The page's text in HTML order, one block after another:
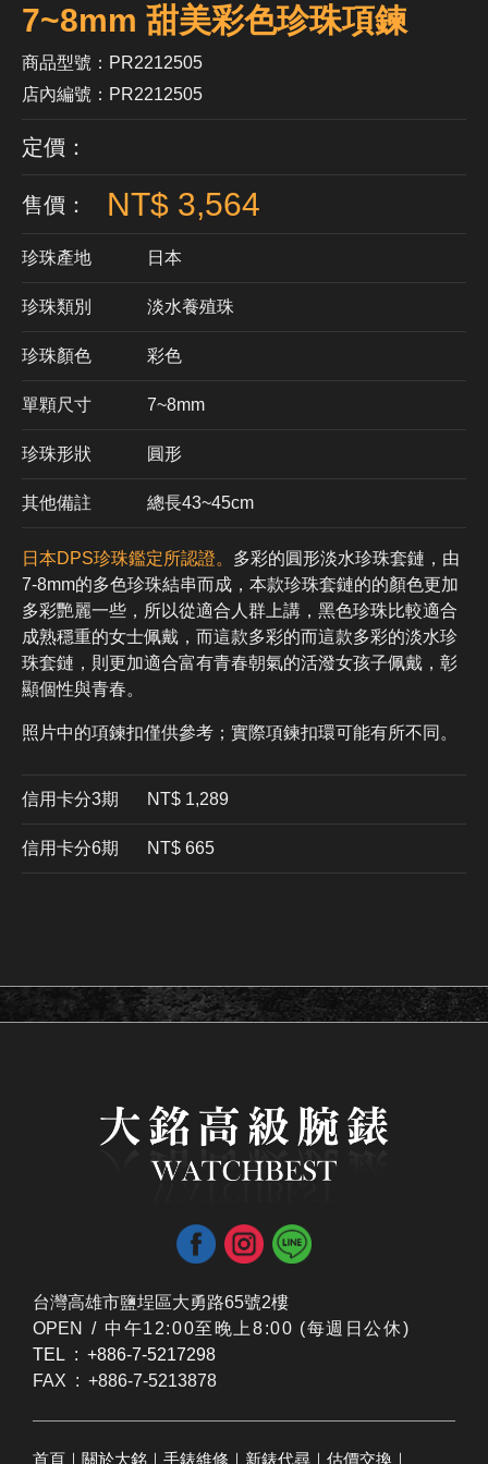
7~8mm 甜美彩色珍珠項鍊
商品型號：PR2212505
店內編號：PR2212505
定價：
售價： NT$ 3,564
珍珠產地 日本
珍珠類別 淡水養殖珠
珍珠顏色 ​彩色
單顆尺寸 7~8mm
珍珠形狀 圓形
其他備註 總長43~45cm
日本DPS珍珠鑑定所認證。 多彩的圓形淡水珍珠套鏈，由
7-8mm的多色珍珠結串而成，本款珍珠套鏈的的顏色更加
多彩艷麗一些，所以從適合人群上講，黑色珍珠比較適合
成熟穩重的女士佩戴，而這款多彩的而這款多彩的淡水珍
珠套鏈，則更加適合富有青春朝氣的活潑女孩子佩戴，彰
顯個性與青春。
照片中的項鍊扣僅供參考；實際項鍊扣環可能有所不同。
信用卡分3期 ​NT$ 1,289
信用卡分6期 NT$ 665
台灣高雄市鹽埕區大勇路65號2樓
OPEN / ​中午12:00至晚上8:00 (每週日公休)
TEL : +886-7-5217298
FAX : +886-7-5213878
首頁 ｜ 關於大銘 ｜ 手錶維修 ｜ 新錶代尋 ｜ 估價交換 ｜